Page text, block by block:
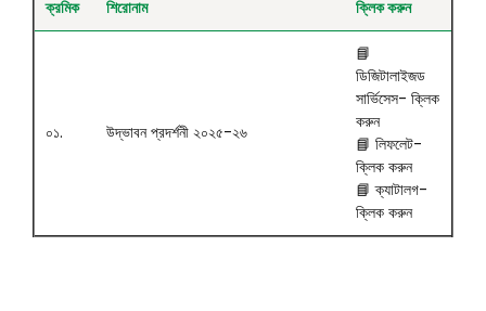
ক্রমিক শিরোনাম ক্লিক করুন
০১. উদ্ভাবন প্রদর্শনী ২০২৫-২৬
📘
ডিজিটালাইজড
সার্ভিসেস- ক্লিক
করুন
📘 লিফলেট-
ক্লিক করুন
📘ক্যাটালগ-
ক্লিক করুন